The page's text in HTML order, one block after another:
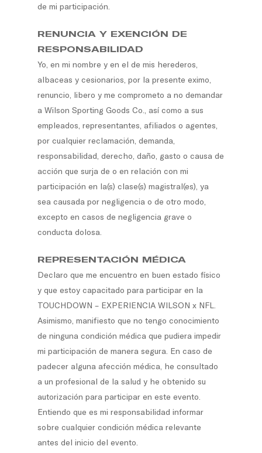
de mi participación.
RENUNCIA Y EXENCIÓN DE
RESPONSABILIDAD
Yo, en mi nombre y en el de mis herederos,
albaceas y cesionarios, por la presente eximo,
renuncio, libero y me comprometo a no demandar
a Wilson Sporting Goods Co., así como a sus
empleados, representantes, afiliados o agentes,
por cualquier reclamación, demanda,
responsabilidad, derecho, daño, gasto o causa de
acción que surja de o en relación con mi
participación en la(s) clase(s) magistral(es), ya
sea causada por negligencia o de otro modo,
excepto en casos de negligencia grave o
conducta dolosa.
REPRESENTACIÓN MÉDICA
Declaro que me encuentro en buen estado físico
y que estoy capacitado para participar en la
TOUCHDOWN – EXPERIENCIA WILSON x NFL.
Asimismo, manifiesto que no tengo conocimiento
de ninguna condición médica que pudiera impedir
mi participación de manera segura. En caso de
padecer alguna afección médica, he consultado
a un profesional de la salud y he obtenido su
autorización para participar en este evento.
Entiendo que es mi responsabilidad informar
sobre cualquier condición médica relevante
antes del inicio del evento.